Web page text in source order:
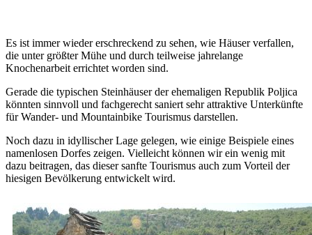
Es ist immer wieder erschreckend zu sehen, wie Häuser verfallen,
die unter größter Mühe und durch teilweise jahrelange
Knochenarbeit errichtet worden sind.
Gerade die typischen Steinhäuser der ehemaligen Republik Poljica
könnten sinnvoll und fachgerecht saniert sehr attraktive Unterkünfte
für Wander- und Mountainbike Tourismus darstellen.
Noch dazu in idyllischer Lage gelegen, wie einige Beispiele eines
namenlosen Dorfes zeigen. Vielleicht können wir ein wenig mit
dazu beitragen, das dieser sanfte Tourismus auch zum Vorteil der
hiesigen Bevölkerung entwickelt wird.